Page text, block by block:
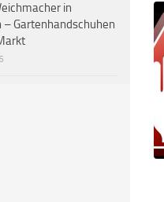
in
– Gartenhandschuhen